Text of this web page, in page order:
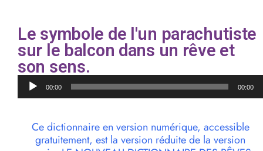
Le symbole de l'un parachutiste
sur le balcon dans un rêve et
son sens.
Lecteur
audio00:00 00:00
Ce dictionnaire en version numérique, accessible
gratuitement, est la version réduite de la version